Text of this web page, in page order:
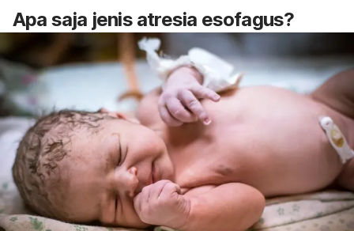
Apa saja jenis atresia esofagus?